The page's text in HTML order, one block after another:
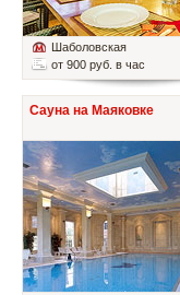
Шаболовская
от 900 руб. в час
Сауна на Маяковке